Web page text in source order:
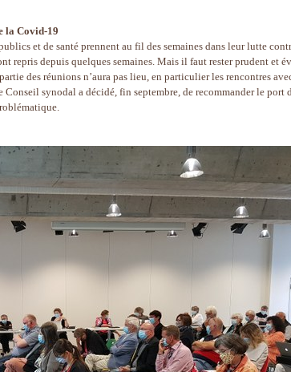
la Covid-19
et de santé prennent au fil des semaines dans leur lutte
repris depuis quelques semaines. Mais il faut rester prudent et
des réunions n’aura pas lieu, en particulier les rencontres
Conseil synodal a décidé, fin septembre, de recommander le port